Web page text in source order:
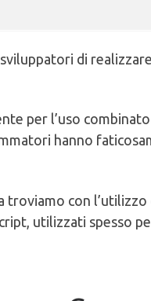
sviluppatori di
per l’uso
hanno
troviamo con
utilizzati spesso